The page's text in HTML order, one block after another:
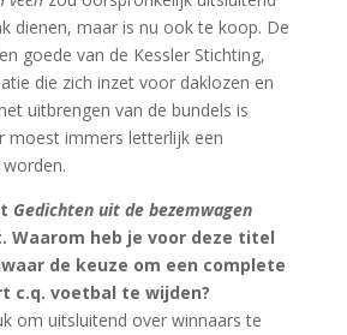
dienen, maar is nu ook te koop. De
goede van de Kessler Stichting,
die zich inzet voor daklozen en
uitbrengen van de bundels is
moest immers letterlijk een
worden.
Gedichten uit de bezemwagen
Waarom heb je voor deze titel
de keuze om een complete
c.q. voetbal te wijden?
om uitsluitend over winnaars te